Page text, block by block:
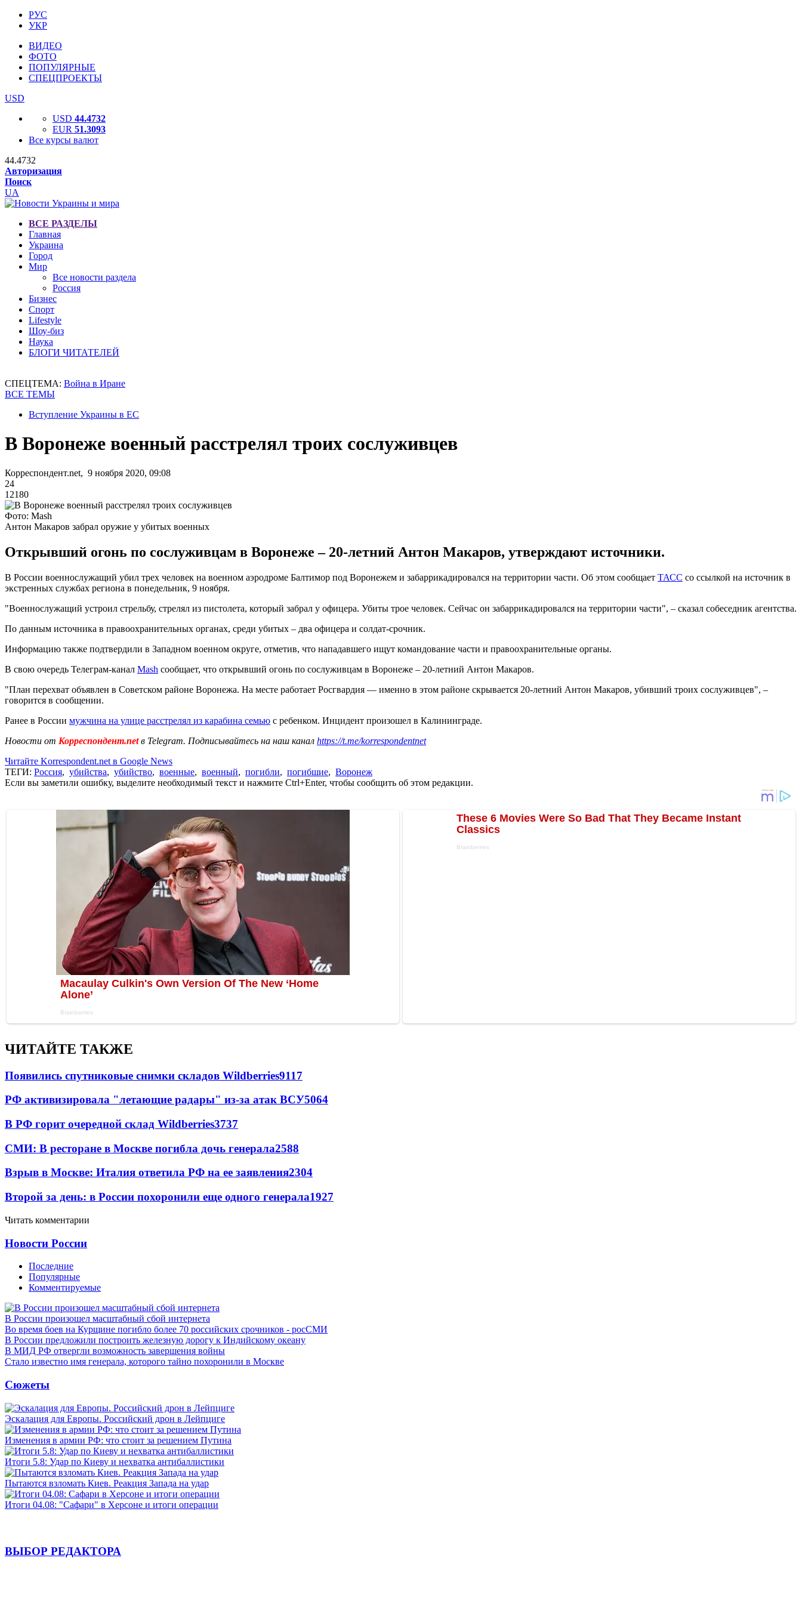
РУС
УКР
ВИДЕО
ФОТО
ПОПУЛЯРНЫЕ
СПЕЦПРОЕКТЫ
USD
USD 44.4732
EUR 51.3093
Все курсы валют
44.4732
Авторизация
Поиск
UA
ВСЕ РАЗДЕЛЫ
Главная
Украина
Город
Мир
Все новости раздела
Россия
Бизнес
Спорт
Lifestyle
Шоу-биз
Наука
БЛОГИ ЧИТАТЕЛЕЙ
СПЕЦТЕМА: Война в Иране
ВСЕ ТЕМЫ
Вступление Украины в ЕС
В Воронеже военный расстрелял троих сослуживцев
Корреспондент.net, 9 ноября 2020, 09:08
24
12180
Фото: Mash
Антон Макаров забрал оружие у убитых военных
Открывший огонь по сослуживцам в Воронеже – 20-летний Антон Макаров, утверждают источники.
В России военнослужащий убил трех человек на военном аэродроме Балтимор под Воронежем и забаррикадировался на территории части. Об этом сообщает ТАСС со ссылкой на источник в
экстренных службах региона в понедельник, 9 ноября.
"Военнослужащий устроил стрельбу, стрелял из пистолета, который забрал у офицера. Убиты трое человек. Сейчас он забаррикадировался на территории части", – сказал собеседник агентства.
По данным источника в правоохранительных органах, среди убитых – два офицера и солдат-срочник.
Информацию также подтвердили в Западном военном округе, отметив, что нападавшего ищут командование части и правоохранительные органы.
В свою очередь Телеграм-канал Mash сообщает, что открывший огонь по сослуживцам в Воронеже – 20-летний Антон Макаров.
"План перехват объявлен в Советском районе Воронежа. На месте работает Росгвардия — именно в этом районе скрывается 20-летний Антон Макаров, убивший троих сослуживцев", –
говорится в сообщении.
Ранее в России мужчина на улице расстрелял из карабина семью с ребенком. Инцидент произошел в Калининграде.
Новости от Корреспондент.netв Telegram. Подписывайтесь на наш канал https://t.me/korrespondentnet
Читайте Korrespondent.net в Google News
ТЕГИ: Россия, убийства, убийство, военные, военный, погибли, погибшие, Воронеж
Если вы заметили ошибку, выделите необходимый текст и нажмите Ctrl+Enter, чтобы сообщить об этом редакции.
ЧИТАЙТЕ ТАКЖЕ
Появились спутниковые снимки складов Wildberries9117
РФ активизировала "летающие радары" из-за атак ВСУ5064
В РФ горит очередной склад Wildberries3737
СМИ: В ресторане в Москве погибла дочь генерала2588
Взрыв в Москве: Италия ответила РФ на ее заявления2304
Второй за день: в России похоронили еще одного генерала1927
Читать комментарии
Новости России
Последние
Популярные
Комментируемые
В России произошел масштабный сбой интернета
Во время боев на Курщине погибло более 70 российских срочников - росСМИ
В России предложили построить железную дорогу к Индийскому океану
В МИД РФ отвергли возможность завершения войны
Стало известно имя генерала, которого тайно похоронили в Москве
Сюжеты
Эскалация для Европы. Российский дрон в Лейпциге
Изменения в армии РФ: что стоит за решением Путина
Итоги 5.8: Удар по Киеву и нехватка антибаллистики
Пытаются взломать Киев. Реакция Запада на удар
Итоги 04.08: "Сафари" в Херсоне и итоги операции
ВЫБОР РЕДАКТОРА